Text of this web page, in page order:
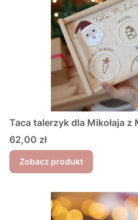
Taca talerzyk dla Mikołaja z
Cena
62,00 zł
Zobacz produkt